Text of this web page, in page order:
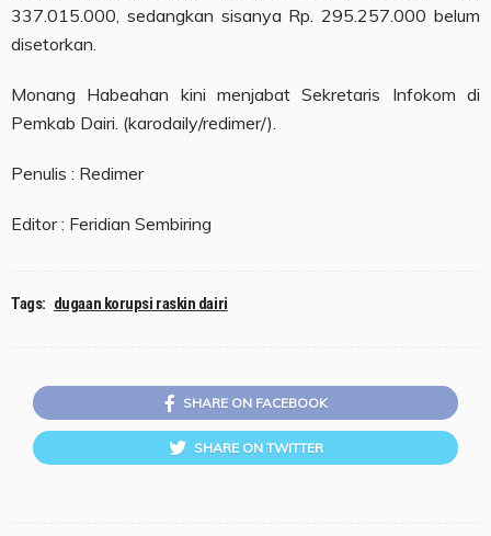
337.015.000, sedangkan sisanya Rp. 295.257.000 belum
disetorkan.
Monang Habeahan kini menjabat Sekretaris Infokom di
Pemkab Dairi. (karodaily/redimer/).
Penulis : Redimer
Editor : Feridian Sembiring
Tags: dugaan korupsi raskin dairi
SHARE ON FACEBOOK
SHARE ON TWITTER